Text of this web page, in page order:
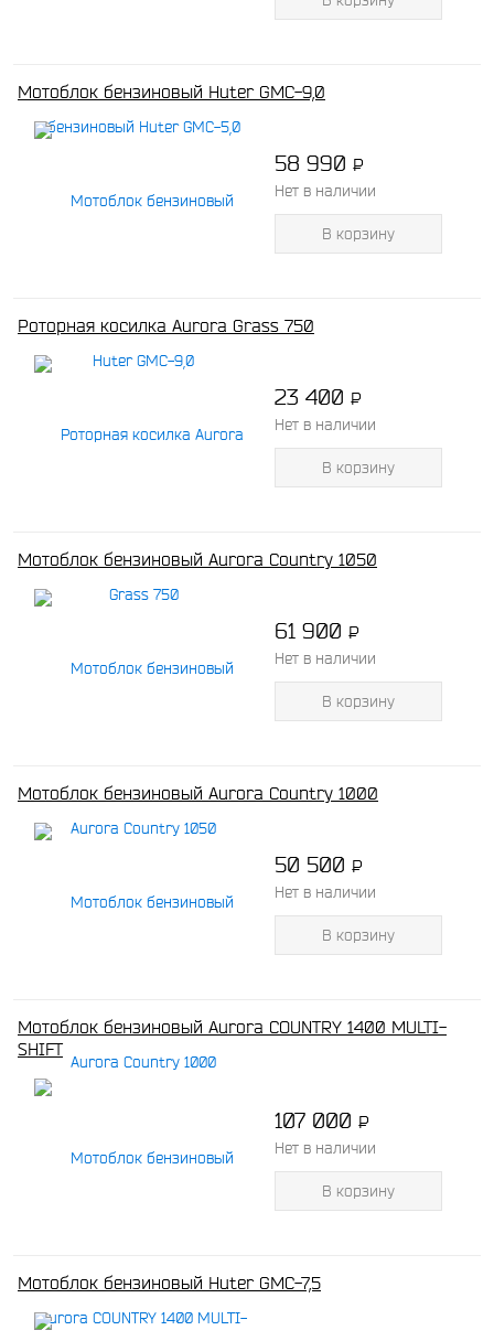
Мотоблок бензиновый Huter GMC-9,0
58 990 P
-
Нет в наличии
В корзину
Роторная косилка Aurora Grass 750
23 400 P
-
Нет в наличии
В корзину
Мотоблок бензиновый Aurora Country 1050
61 900 P
-
Нет в наличии
В корзину
Мотоблок бензиновый Aurora Country 1000
50 500 P
-
Нет в наличии
В корзину
Мотоблок бензиновый Aurora COUNTRY 1400 MULTI-
SHIFT
107 000 P
-
Нет в наличии
В корзину
Мотоблок бензиновый Huter GMC-7,5